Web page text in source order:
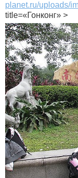
planet.ru/uploads/
title=«Гонконг» >